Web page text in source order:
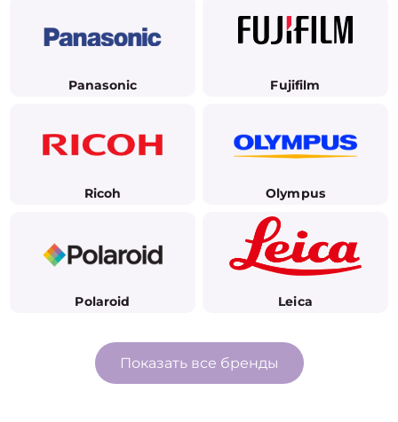
Panasonic Fujifilm
Ricoh Olympus
Polaroid Leica
Показать все бренды